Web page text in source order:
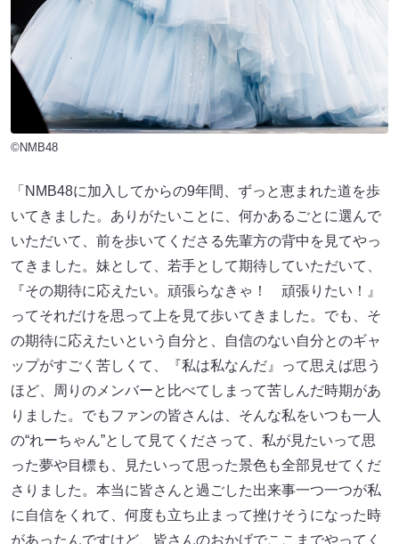
©NMB48
「NMB48に加入してからの9年間、ずっと恵まれた道を歩
いてきました。ありがたいことに、何かあるごとに選んで
いただいて、前を歩いてくださる先輩方の背中を見てやっ
てきました。妹として、若手として期待していただいて、
『その期待に応えたい。頑張らなきゃ！ 頑張りたい！』
ってそれだけを思って上を見て歩いてきました。でも、そ
の期待に応えたいという自分と、自信のない自分とのギャ
ップがすごく苦しくて、『私は私なんだ』って思えば思う
ほど、周りのメンバーと比べてしまって苦しんだ時期があ
りました。でもファンの皆さんは、そんな私をいつも一人
の“れーちゃん”として見てくださって、私が見たいって思
った夢や目標も、見たいって思った景色も全部見せてくだ
さりました。本当に皆さんと過ごした出来事一つ一つが私
に自信をくれて、何度も立ち止まって挫けそうになった時
があったんですけど、皆さんのおかげでここまでやってく